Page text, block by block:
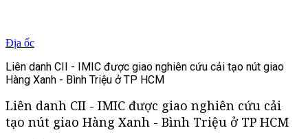
Địa ốc
Liên danh CII - IMIC được giao nghiên cứu cải tạo nút giao
Hàng Xanh - Bình Triệu ở TP HCM
Liên danh CII - IMIC được giao nghiên cứu cải
tạo nút giao Hàng Xanh - Bình Triệu ở TP HCM